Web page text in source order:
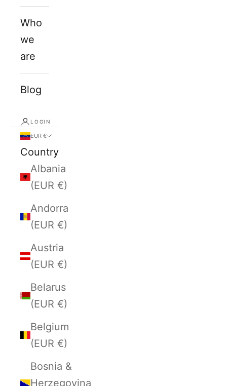
Who
we
are
Blog
LOGIN
EUR €
Country
Albania
(EUR €)
Andorra
(EUR €)
Austria
(EUR €)
Belarus
(EUR €)
Belgium
(EUR €)
Bosnia &
Herzegovina